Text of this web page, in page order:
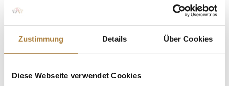
Zustimmung Details Über Cookies
Diese Webseite verwendet Cookies
dafür bin ich sehr dankbar.“
Sonderpatenschaft Teil des Talentpools. Die Verbindung
zur Stiftung – und besonders das Mentoring durch
Jochen Kienbaum – habe ihm damals neue Perspektiven